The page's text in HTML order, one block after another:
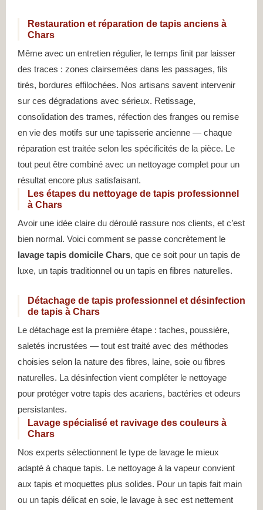
Restauration et réparation de tapis anciens à
Chars
Même avec un entretien régulier, le temps finit par laisser
des traces : zones clairsemées dans les passages, fils
tirés, bordures effilochées. Nos artisans savent intervenir
sur ces dégradations avec sérieux. Retissage,
consolidation des trames, réfection des franges ou remise
en vie des motifs sur une tapisserie ancienne — chaque
réparation est traitée selon les spécificités de la pièce. Le
tout peut être combiné avec un nettoyage complet pour un
résultat encore plus satisfaisant.
Les étapes du nettoyage de tapis professionnel
à Chars
Avoir une idée claire du déroulé rassure nos clients, et c’est
bien normal. Voici comment se passe concrètement le
lavage tapis domicile Chars, que ce soit pour un tapis de
luxe, un tapis traditionnel ou un tapis en fibres naturelles.
Détachage de tapis professionnel et désinfection
de tapis à Chars
Le détachage est la première étape : taches, poussière,
saletés incrustées — tout est traité avec des méthodes
choisies selon la nature des fibres, laine, soie ou fibres
naturelles. La désinfection vient compléter le nettoyage
pour protéger votre tapis des acariens, bactéries et odeurs
persistantes.
Lavage spécialisé et ravivage des couleurs à
Chars
Nos experts sélectionnent le type de lavage le mieux
adapté à chaque tapis. Le nettoyage à la vapeur convient
aux tapis et moquettes plus solides. Pour un tapis fait main
ou un tapis délicat en soie, le lavage à sec est nettement